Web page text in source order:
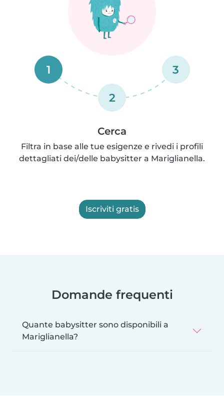
1
2
3
Cerca
Filtra in base alle tue esigenze e rivedi i profili
dettagliati dei/delle babysitter a Mariglianella.
Iscriviti gratis
Domande frequenti
Quante babysitter sono disponibili a
Mariglianella?